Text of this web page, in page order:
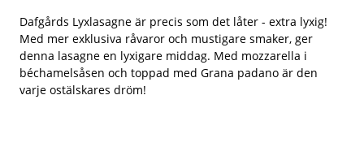
Dafgårds Lyxlasagne är precis som det låter - extra lyxig!
Med mer exklusiva råvaror och mustigare smaker, ger
denna lasagne en lyxigare middag. Med mozzarella i
béchamelsåsen och toppad med Grana padano är den
varje ostälskares dröm!